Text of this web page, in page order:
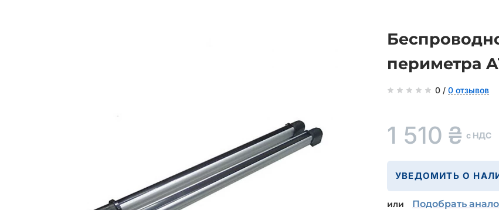
периметра
0 / 0 отзывов
1 510 ₴ с НДС
УВЕДОМИТЬ О
или Подобрать